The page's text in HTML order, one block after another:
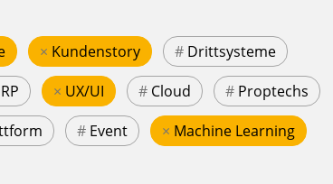
× Kundenstory # Drittsysteme
× UX/UI # Cloud # Proptechs
# Event × Machine Learning